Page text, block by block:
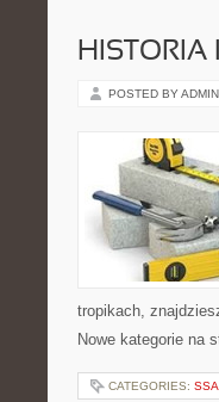
HISTORIA
POSTED BY ADMIN
tropikach,
Nowe kategorie na
CATEGORIES: